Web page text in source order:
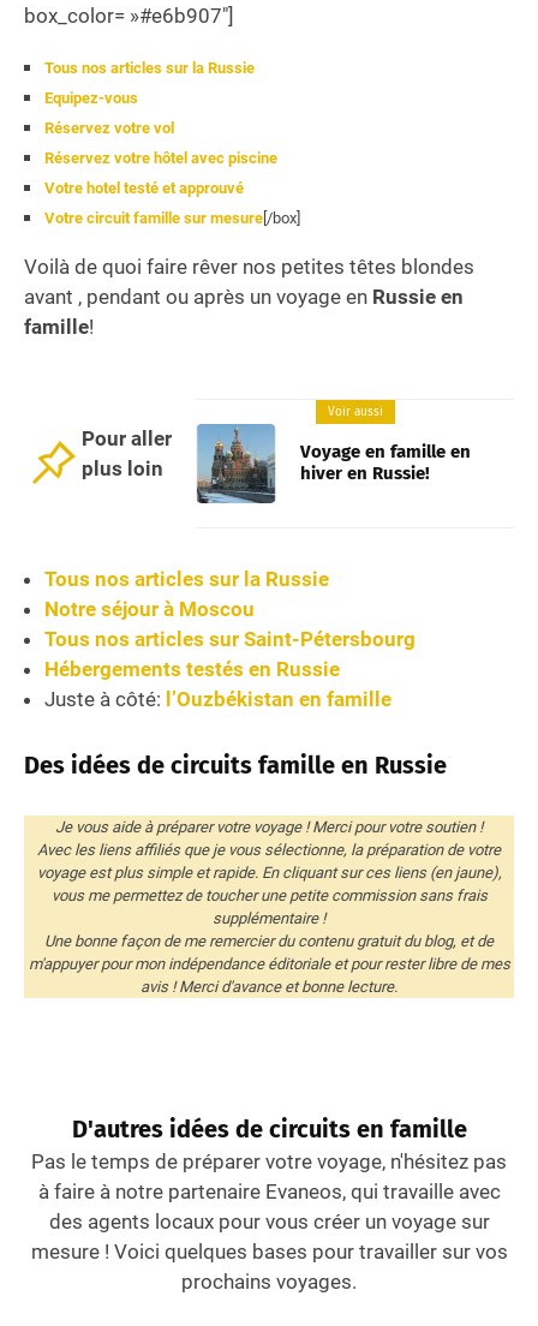
box_color= »#e6b907″]
Tous nos articles sur la Russie
Equipez-vous
Réservez votre vol
Réservez votre hôtel avec piscine
Votre hotel testé et approuvé
Votre circuit famille sur mesure [/box]
Voilà de quoi faire rêver nos petites têtes blondes
avant , pendant ou après un voyage en Russie en
famille!
Pour aller
plus loin
Voir aussi
Voyage en famille en
hiver en Russie!
Tous nos articles sur la Russie
Notre séjour à Moscou
Tous nos articles sur Saint-Pétersbourg
Hébergements testés en Russie
Juste à côté: l’Ouzbékistan en famille
Des idées de circuits famille en Russie
Je vous aide à préparer votre voyage ! Merci pour votre soutien !
Avec les liens affiliés que je vous sélectionne, la préparation de votre
voyage est plus simple et rapide. En cliquant sur ces liens (en jaune),
vous me permettez de toucher une petite commission sans frais
supplémentaire !
Une bonne façon de me remercier du contenu gratuit du blog, et de
m'appuyer pour mon indépendance éditoriale et pour rester libre de mes
avis ! Merci d'avance et bonne lecture.
D'autres idées de circuits en famille
Pas le temps de préparer votre voyage, n'hésitez pas
à faire à notre partenaire Evaneos, qui travaille avec
des agents locaux pour vous créer un voyage sur
mesure ! Voici quelques bases pour travailler sur vos
prochains voyages.